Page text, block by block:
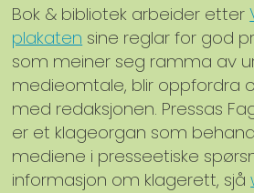
Bok & bibliotek arbeider etter
plakaten sine reglar for god
som meiner seg ramma av
medieomtale, blir oppfordra
med redaksjonen. Pressas
er et klageorgan som
mediene i presseetiske
informasjon om klagerett, sjå